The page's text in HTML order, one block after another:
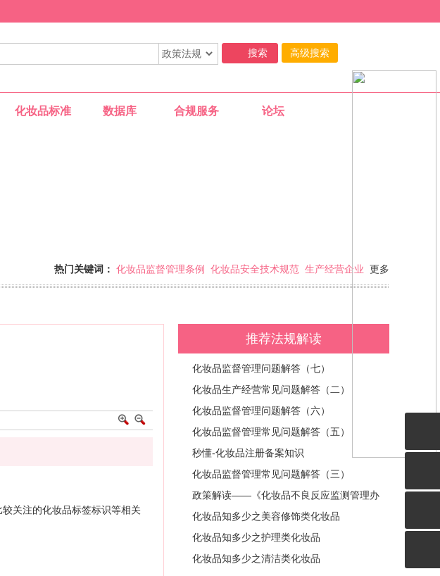
高级搜索
化妆品标准 数据库 合规服务 论坛
11-29
热门关键词： 化妆品监督管理条例 化妆品安全技术规范 生产经营企业 更多
关注的化妆品标签标识等相关
推荐法规解读
化妆品监督管理问题解答（七）
化妆品生产经营常见问题解答（二）
化妆品监督管理问题解答（六）
化妆品监督管理常见问题解答（五）
秒懂-化妆品注册备案知识
化妆品监督管理常见问题解答（三）
政策解读——《化妆品不良反应监测管理办
法》之明确各类主体监测义务
化妆品知多少之美容修饰类化妆品
化妆品知多少之护理类化妆品
化妆品知多少之清洁类化妆品